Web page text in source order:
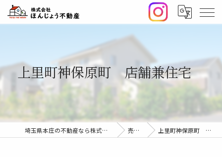
上里町神保原町 店舗兼住宅
埼玉県本庄の不動産なら株式会社ほんじょう不動産 売却事例 上里町神保原町 店舗兼住宅